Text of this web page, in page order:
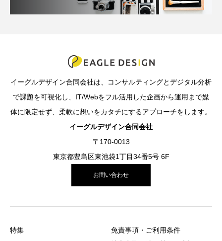
イーグルデザイン合同会社は、コンサルティングとデジタル分析
で課題を可視化し、IT/Webをフル活用した企画から運用まで媒
体に限定せず、柔軟に想いをカタチにするアプローチをします。
イーグルデザイン合同会社
〒170-0013
東京都豊島区東池袋1丁目34番5号 6F
お問い合わせ
特集
免責事項・ご利用条件